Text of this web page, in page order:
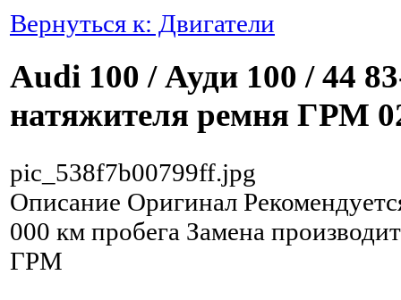
Вернуться к: Двигатели
Audi 100 / Ауди 100 / 44
натяжителя ремня ГРМ
pic_538f7b00799ff.jpg
Описание Оригинал
000 км пробега Замена
ГРМ